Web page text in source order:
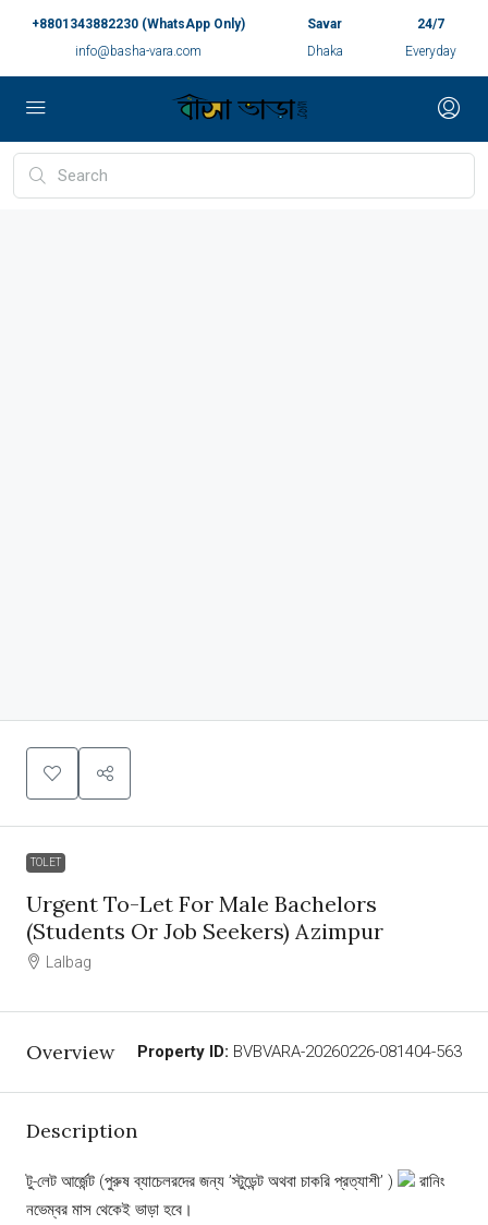
+8801343882230 (WhatsApp Only)
info@basha-vara.com
Savar
Dhaka
24/7
Everyday
TOLET
Urgent To-Let For Male Bachelors
(Students Or Job Seekers) Azimpur
Lalbag
Overview Property ID: BVBVARA-20260226-081404-563
Description
টু-লেট আর্জেন্ট (পুরুষ ব্যাচেলরদের জন্য ’স্টুডেন্ট অথবা চাকরি প্রত্যাশী’ )
রানিং
নভেম্বর মাস থেকেই ভাড়া হবে।